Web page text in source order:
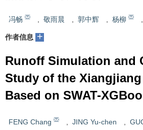
冯畅 敬雨晨 郭中辉 杨柳
作者信息 +
Runoff Simulation and
Study of the
Based on SWAT-
FENG Chang JING Yu-chen